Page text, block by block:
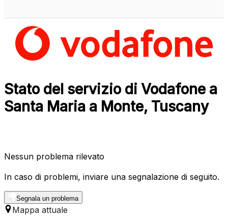
Stato del servizio di Vodafone a
Santa Maria a Monte, Tuscany
Nessun problema rilevato
In caso di problemi, inviare una segnalazione di seguito.
Segnala un problema
Mappa attuale